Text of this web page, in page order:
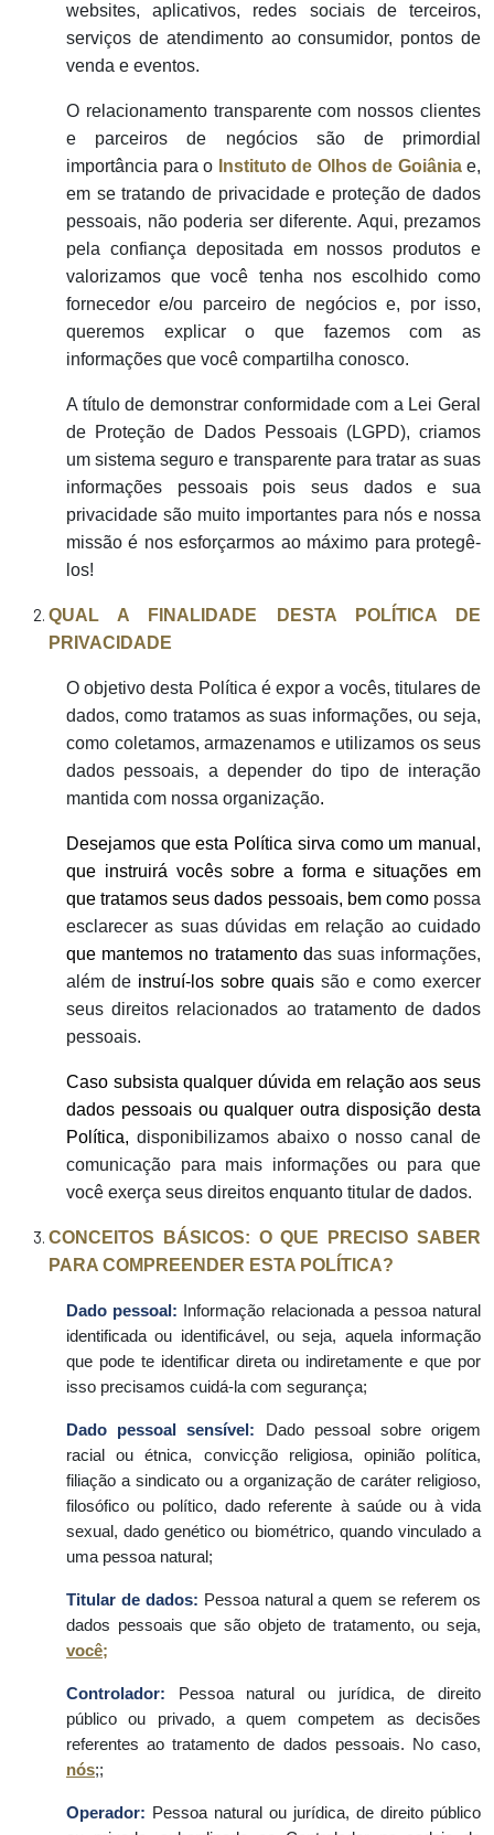
websites, aplicativos, redes sociais de terceiros,
serviços de atendimento ao consumidor, pontos de
venda e eventos.
O relacionamento transparente com nossos clientes
e parceiros de negócios são de primordial
importância para o Instituto de Olhos de Goiâniae,
em se tratando de privacidade e proteção de dados
pessoais, não poderia ser diferente. Aqui, prezamos
pela confiança depositada em nossos produtos e
valorizamos que você tenha nos escolhido como
fornecedor e/ou parceiro de negócios e, por isso,
queremos explicar o que fazemos com as
informações que você compartilha conosco.
A título de demonstrar conformidade com a Lei Geral
de Proteção de Dados Pessoais (LGPD), criamos
um sistema seguro e transparente para tratar as suas
informações pessoais pois seus dados e sua
privacidade são muito importantes para nós e nossa
missão é nos esforçarmos ao máximo para protegê-
los!
QUAL A FINALIDADE DESTA POLÍTICA DE
PRIVACIDADE
O objetivo desta Política é expor a vocês, titulares de
dados, como tratamos as suas informações, ou seja,
como coletamos, armazenamos e utilizamos os seus
dados pessoais, a depender do tipo de interação
mantida com nossa organização.
Desejamos que esta Política sirva como um manual,
que instruirá vocês sobre a forma e situações em
que tratamos seus dados pessoais, bem como possa
esclarecer as suas dúvidas em relação ao cuidado
que mantemos no tratamento das suas informações,
além de instruí-los sobre quais são e como exercer
seus direitos relacionados ao tratamento de dados
pessoais.
Caso subsista qualquer dúvida em relação aos seus
dados pessoais ou qualquer outra disposição desta
Política, disponibilizamos abaixo o nosso canal de
comunicação para mais informações ou para que
você exerça seus direitos enquanto titular de dados.
CONCEITOS BÁSICOS: O QUE PRECISO SABER
PARA COMPREENDER ESTA POLÍTICA?
Dado pessoal:
Informação relacionada a pessoa natural
identificada ou identificável, ou seja, aquela informação
que pode te identificar direta ou indiretamente e que por
isso precisamos cuidá-la com segurança;
Dado pessoal sensível:
Dado pessoal sobre origem
racial ou étnica, convicção religiosa, opinião política,
filiação a sindicato ou a organização de caráter religioso,
filosófico ou político, dado referente à saúde ou à vida
sexual, dado genético ou biométrico, quando vinculado a
uma pessoa natural;
Titular de dados: Pessoa natural a quem se referem os
dados pessoais que são objeto de tratamento, ou seja,
você;
Controlador:
Pessoa natural ou jurídica, de direito
público ou privado, a quem competem as decisões
referentes ao tratamento de dados pessoais. No caso,
nós;;
Operador: Pessoa natural ou jurídica, de direito público